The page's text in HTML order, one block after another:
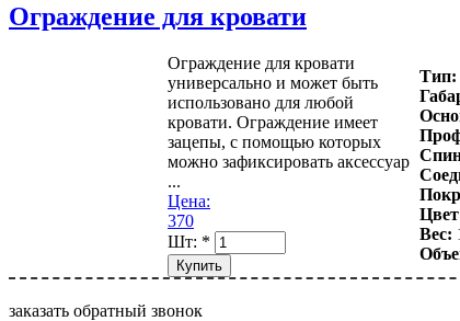
Ограждение для кровати
Ограждение для кровати
универсально и может быть
использовано для любой
кровати. Ограждение имеет
зацепы, с помощью которых
можно зафиксировать аксессуар
...
Цена:
370
Шт: *
Тип:
Вес:
заказать обратный звонок